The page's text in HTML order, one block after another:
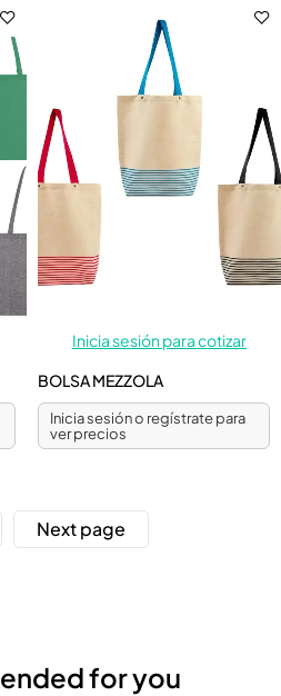
Inicia sesión para cotizar
BOLSA MEZZOLA
Inicia sesión o regístrate para
ver precios
Next page
for you